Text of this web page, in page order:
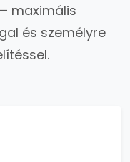
maximális
és személyre